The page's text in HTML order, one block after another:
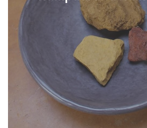
Palette an Kalkfarben bietet
breite Auswahl für individuelle
Gestaltungswünsche.
Welt von Kalkputz und
Verbindung von
und zeitgemäßem
mehr